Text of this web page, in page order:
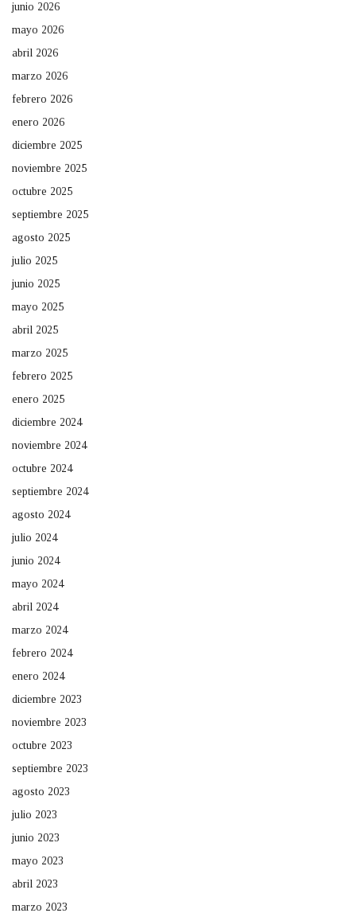
junio 2026
mayo 2026
abril 2026
marzo 2026
febrero 2026
enero 2026
diciembre 2025
noviembre 2025
octubre 2025
septiembre 2025
agosto 2025
julio 2025
junio 2025
mayo 2025
abril 2025
marzo 2025
febrero 2025
enero 2025
diciembre 2024
noviembre 2024
octubre 2024
septiembre 2024
agosto 2024
julio 2024
junio 2024
mayo 2024
abril 2024
marzo 2024
febrero 2024
enero 2024
diciembre 2023
noviembre 2023
octubre 2023
septiembre 2023
agosto 2023
julio 2023
junio 2023
mayo 2023
abril 2023
marzo 2023